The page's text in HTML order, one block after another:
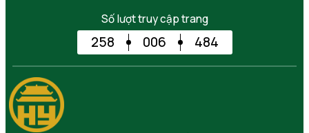
Số lượt truy cập trang
258 006 484